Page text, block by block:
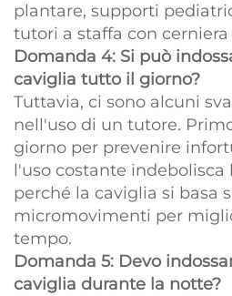
plantare, supporti
tutori a staffa con
Domanda 4: Si può
caviglia tutto il giorno?
Tuttavia, ci sono alcuni
nell'uso di un tutore.
giorno per prevenire
l'uso costante indebolisca
perché la caviglia si basa
micromovimenti per
tempo.
Domanda 5: Devo
caviglia durante la notte?